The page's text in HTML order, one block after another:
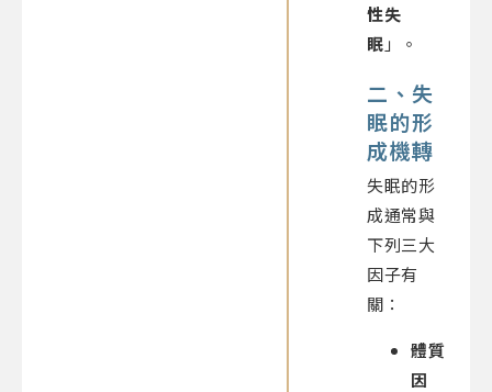
性失
眠 」。
二、失
眠的形
成機轉
失眠的形
成通常與
下列三大
因子有
關：
體質
因